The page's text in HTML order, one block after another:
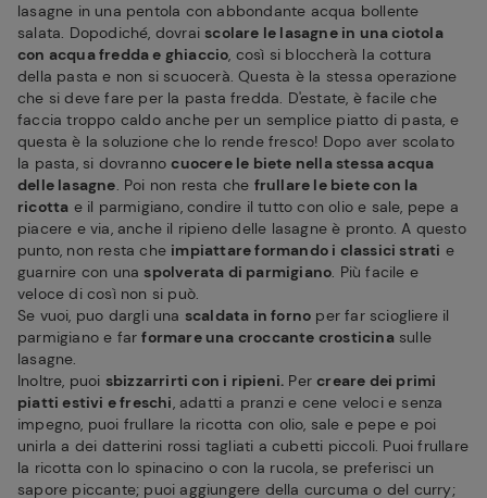
lasagne in una pentola con abbondante acqua bollente
salata. Dopodiché, dovrai scolare le lasagne in una ciotola
con acqua fredda e ghiaccio, così si bloccherà la cottura
della pasta e non si scuocerà. Questa è la stessa operazione
che si deve fare per la pasta fredda. D'estate, è facile che
faccia troppo caldo anche per un semplice piatto di pasta, e
questa è la soluzione che lo rende fresco! Dopo aver scolato
la pasta, si dovrannocuocere le biete nella stessa acqua
delle lasagne. Poi non resta che frullare le biete con la
ricotta e il parmigiano, condire il tutto con olio e sale, pepe a
piacere e via, anche il ripieno delle lasagne è pronto. A questo
punto, non resta che impiattare formando i classici strati e
guarnire con una spolverata di parmigiano. Più facile e
veloce di così non si può.
Se vuoi, puo dargli una scaldata in forno per far sciogliere il
parmigiano e farformare una croccante crosticinasulle
lasagne.
Inoltre, puoi sbizzarrirti con i ripieni. Percreare dei primi
piatti estivi e freschi, adatti a pranzi e cene veloci e senza
impegno, puoi frullare la ricotta con olio, sale e pepe e poi
unirla a dei datterini rossi tagliati a cubetti piccoli. Puoi frullare
la ricotta con lo spinacino o con la rucola, se preferisci un
sapore piccante; puoi aggiungere della curcuma o del curry;